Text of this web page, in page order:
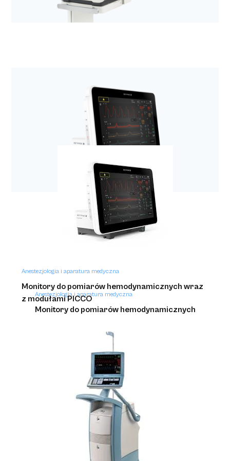
Anestezjologia i aparatura medyczna
Respiratory z rodziny SERVO
Anestezjologia i aparatura medyczna
Monitory do pomiarów hemodynamicznych
Anestezjologia i aparatura medyczna
Monitory do pomiarów hemodynamicznych wraz
z modułami PICCO